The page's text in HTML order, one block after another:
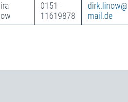
0151 -
11619878
mail.de